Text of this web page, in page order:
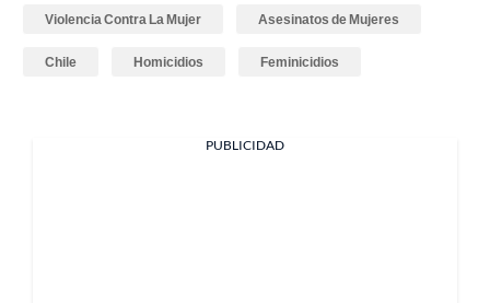
Violencia Contra La Mujer Asesinatos de Mujeres
Chile Homicidios Feminicidios
PUBLICIDAD